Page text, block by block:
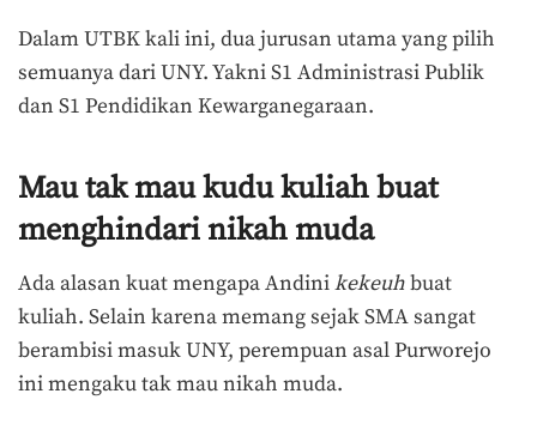
Dalam UTBK kali ini, dua jurusan utama yang pilih
semuanya dari UNY. Yakni S1 Administrasi Publik
dan S1 Pendidikan Kewarganegaraan.
Mau tak mau kudu kuliah buat
menghindari nikah muda
Ada alasan kuat mengapa Andinikekeuhbuat
kuliah. Selain karena memang sejak SMA sangat
berambisi masuk UNY, perempuan asal Purworejo
ini mengaku tak mau nikah muda.